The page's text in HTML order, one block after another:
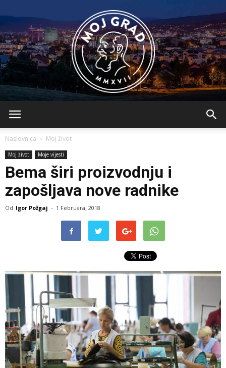
Naslovnica Moj život
Moj život Moje vijesti
Bema širi proizvodnju i
zapošljava nove radnike
Od Igor Požgaj - 1 Februara, 2018